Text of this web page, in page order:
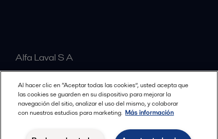
Alfa Laval S A
Nuestras oficinas
Términos y condiciones legales
Al hacer clic en “Aceptar todas las cookies”, usted acepta que
las cookies se guarden en su dispositivo para mejorar la
navegación del sitio, analizar el uso del mismo, y colaborar
con nuestros estudios para marketing. Más información